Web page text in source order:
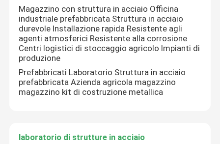
Magazzino con struttura in acciaio Officina
industriale prefabbricata Struttura in acciaio
durevole Installazione rapida Resistente agli
agenti atmosferici Resistente alla corrosione
Centri logistici di stoccaggio agricolo Impianti di
produzione
Prefabbricati Laboratorio Struttura in acciaio
prefabbricata Azienda agricola magazzino
magazzino kit di costruzione metallica
laboratorio di strutture in acciaio